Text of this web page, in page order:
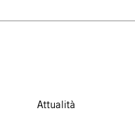
Attualità